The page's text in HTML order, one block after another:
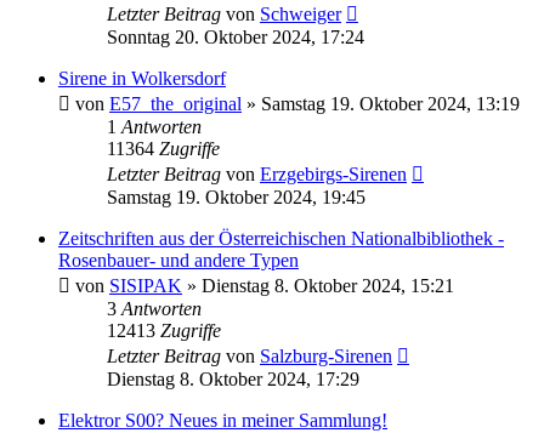
Letzter Beitrag von Schweiger
Sonntag 20. Oktober 2024, 17:24
Sirene in Wolkersdorf
von E57_the_original » Samstag 19. Oktober 2024, 13:19
1 Antworten
11364 Zugriffe
Letzter Beitrag von Erzgebirgs-Sirenen
Samstag 19. Oktober 2024, 19:45
Zeitschriften aus der Österreichischen Nationalbibliothek -
Rosenbauer- und andere Typen
von SISIPAK » Dienstag 8. Oktober 2024, 15:21
3 Antworten
12413 Zugriffe
Letzter Beitrag von Salzburg-Sirenen
Dienstag 8. Oktober 2024, 17:29
Elektror S00? Neues in meiner Sammlung!